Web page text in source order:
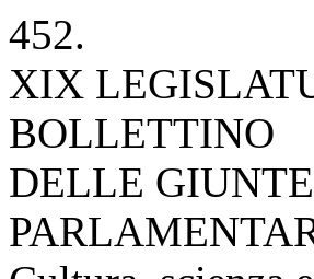
452.
XIX
BOLLETTINO
DELLE